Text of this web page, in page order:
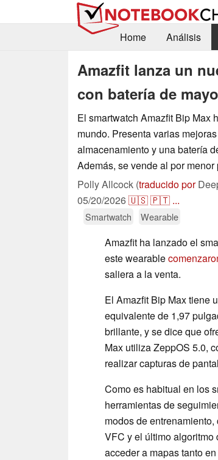
Home
Análisis
Amazfit lanza un
con batería de
El smartwatch Amazfit Bip Max
mundo. Presenta varias
almacenamiento y una batería
Además, se vende al por
Polly Allcock (traducido por
05/20/2026🇺🇸🇵🇹 ...
Smartwatch Wearable
Amazfit ha lanzado el
este wearable
saliera a la venta.
El Amazfit Bip Max tiene
equivalente de 1,97
brillante, y se dice que
Max utiliza ZeppOS 5.0,
realizar capturas de
Como es habitual en los
herramientas de
modos de
VFC y el último
acceder a mapas tanto